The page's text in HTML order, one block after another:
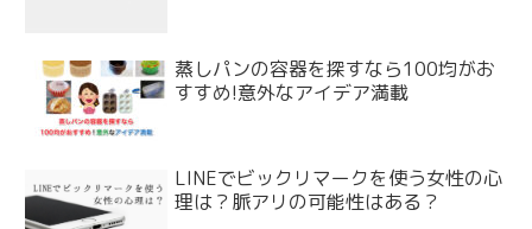
蒸しパンの容器を探すなら100均がお
すすめ!意外なアイデア満載
LINEでビックリマークを使う女性の心
理は？脈アリの可能性はある？